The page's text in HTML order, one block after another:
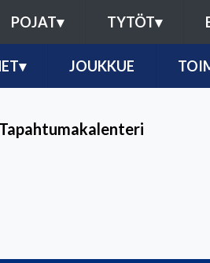
POJAT▾ TYTÖT▾
▾ JOUKKUE
Tapahtumakalenteri